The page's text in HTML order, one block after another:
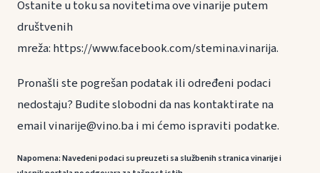
Ostanite u toku sa novitetima ove vinarije putem
društvenih
mreža: https://www.facebook.com/stemina.vinarija.
Pronašli ste pogrešan podatak ili određeni podaci
nedostaju? Budite slobodni da nas kontaktirate na
email vinarije@vino.ba i mi ćemo ispraviti podatke.
Napomena: Navedeni podaci su preuzeti sa službenih stranica vinarije i